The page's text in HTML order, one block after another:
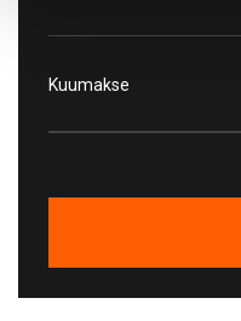
Kuumakse